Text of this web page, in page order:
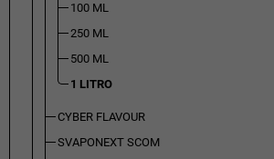
100 ML
250 ML
500 ML
1 LITRO
CYBER FLAVOUR
SVAPONEXT SCOM